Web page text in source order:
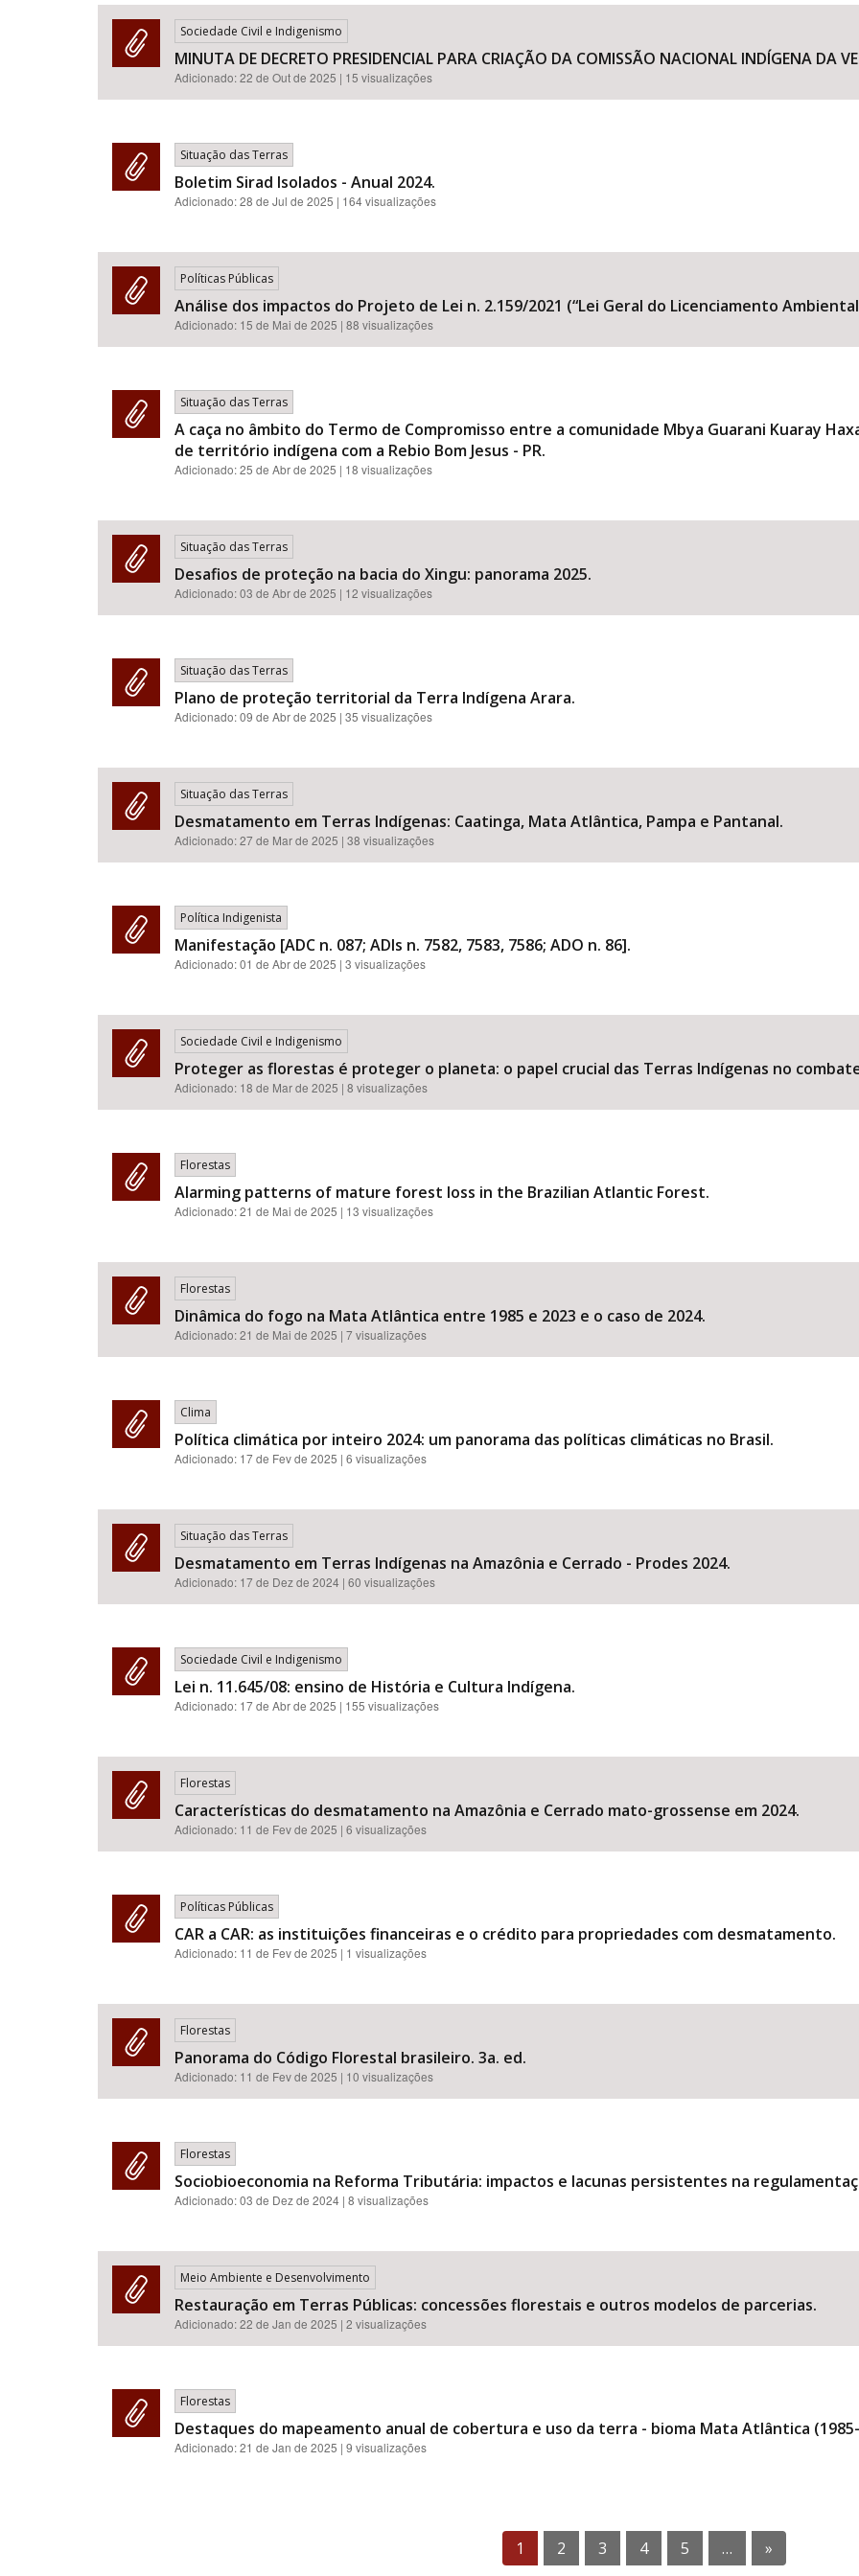
Sociedade Civil e Indigenismo
MINUTA DE DECRETO PRESIDENCIAL PARA CRIAÇÃO DA COMISSÃO NACIONAL INDÍGENA DA
Adicionado:22 de Out de 2025 | 15 visualizações
Situação das Terras
Boletim Sirad Isolados - Anual 2024.
Adicionado:28 de Jul de 2025 | 164 visualizações
Políticas Públicas
Análise dos impactos do Projeto de Lei n. 2.159/2021 (“Lei Geral do Licenciamento
Adicionado: 15 de Mai de 2025 | 88 visualizações
Situação das Terras
A caça no âmbito do Termo de Compromisso entre a comunidade Mbya Guarani Kuaray
de território indígena com a Rebio Bom Jesus - PR.
Adicionado:25 de Abr de 2025 | 18 visualizações
Situação das Terras
Desafios de proteção na bacia do Xingu: panorama 2025.
Adicionado:03 de Abr de 2025 | 12 visualizações
Situação das Terras
Plano de proteção territorial da Terra Indígena Arara.
Adicionado:09 de Abr de 2025 | 35 visualizações
Situação das Terras
Desmatamento em Terras Indígenas: Caatinga, Mata Atlântica, Pampa e Pantanal.
Adicionado:27 de Mar de 2025 | 38 visualizações
Política Indigenista
Manifestação [ADC n. 087; ADIs n. 7582, 7583, 7586; ADO n. 86].
Adicionado:01 de Abr de 2025 | 3 visualizações
Sociedade Civil e Indigenismo
Proteger as florestas é proteger o planeta: o papel crucial das Terras Indígenas no
Adicionado: 18 de Mar de 2025 | 8 visualizações
Florestas
Alarming patterns of mature forest loss in the Brazilian Atlantic Forest.
Adicionado:21 de Mai de 2025 | 13 visualizações
Florestas
Dinâmica do fogo na Mata Atlântica entre 1985 e 2023 e o caso de 2024.
Adicionado:21 de Mai de 2025 | 7 visualizações
Clima
Política climática por inteiro 2024: um panorama das políticas climáticas no Brasil.
Adicionado: 17 de Fev de 2025 | 6 visualizações
Situação das Terras
Desmatamento em Terras Indígenas na Amazônia e Cerrado - Prodes 2024.
Adicionado: 17 de Dez de 2024 | 60 visualizações
Sociedade Civil e Indigenismo
Lei n. 11.645/08: ensino de História e Cultura Indígena.
Adicionado: 17 de Abr de 2025 | 155 visualizações
Florestas
Características do desmatamento na Amazônia e Cerrado mato-grossense em 2024.
Adicionado: 11 de Fev de 2025 | 6 visualizações
Políticas Públicas
CAR a CAR: as instituições financeiras e o crédito para propriedades com desmatamento.
Adicionado: 11 de Fev de 2025 | 1 visualizações
Florestas
Panorama do Código Florestal brasileiro. 3a. ed.
Adicionado: 11 de Fev de 2025 | 10 visualizações
Florestas
Sociobioeconomia na Reforma Tributária: impactos e lacunas persistentes na
Adicionado:03 de Dez de 2024 | 8 visualizações
Meio Ambiente e Desenvolvimento
Restauração em Terras Públicas: concessões florestais e outros modelos de parcerias.
Adicionado:22 de Jan de 2025 | 2 visualizações
Florestas
Destaques do mapeamento anual de cobertura e uso da terra - bioma Mata Atlântica
Adicionado:21 de Jan de 2025 | 9 visualizações
1 2 3 4 5 … »